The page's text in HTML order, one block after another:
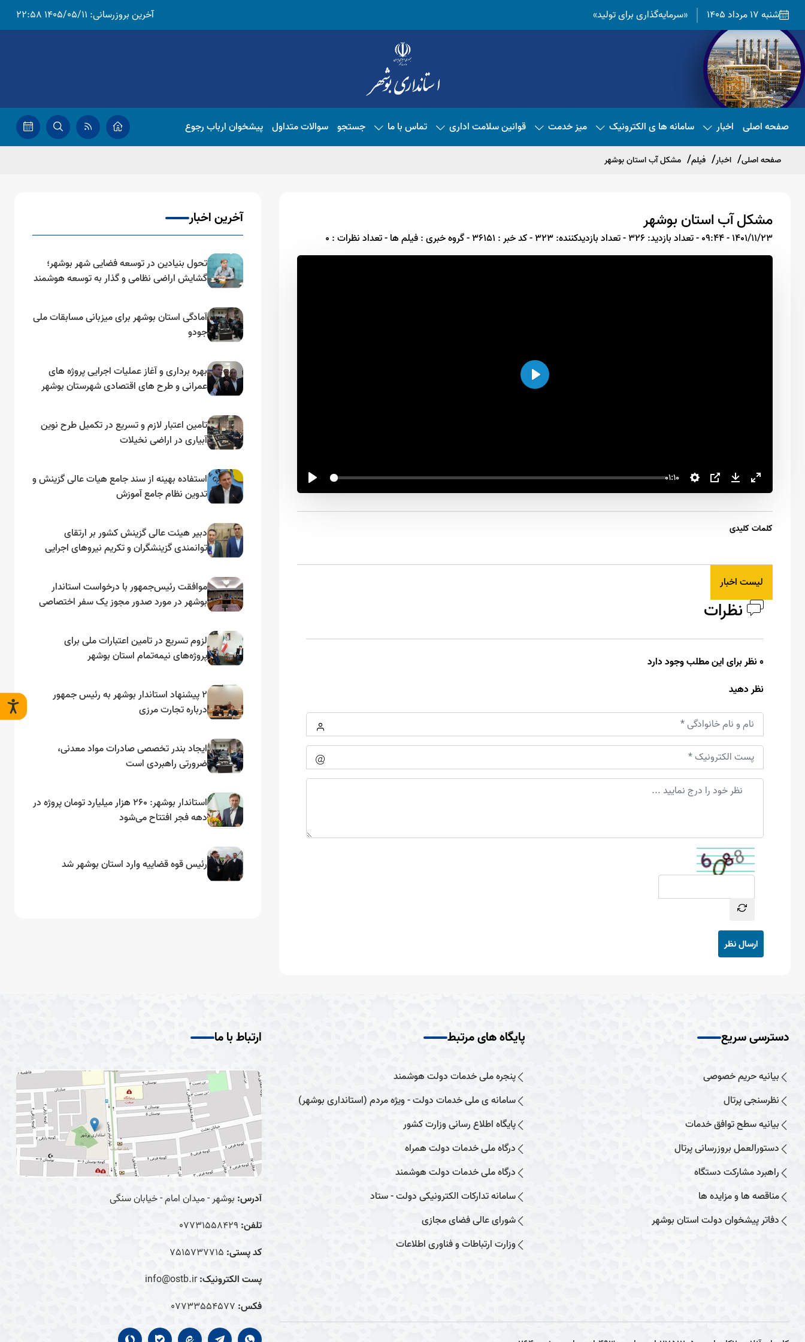
شنبه 17 مرداد 1405 «سرمایه‌گذاری برای تولید» آخرین بروزرسانی: 1405/05/11 22:58
صفحه اصلی اخبار سامانه ها ی الکترونیک میز خدمت قوانین سلامت اداری تماس با ما جستجو سوالات متداول پیشخوان ارباب رجوع
صفحه اصلی اخبار فیلم مشکل آب استان بوشهر
مشکل آب استان بوشهر
1401/11/23 - 09:44 - تعداد بازدید: 326 - تعداد بازدیدکننده: 323 - کد خبر : 36151 - گروه خبری : فیلم ها- تعداد نظرات : 0
01:10
اجرا
کلمات کلیدی
لیست اخبار
نظرات
0 نظر برای این مطلب وجود دارد
نظر دهید
ارسال نظر
آخرین اخبار
تحول بنیادین در توسعه فضایی شهر بوشهر؛
گشایش اراضی نظامی و گذار به توسعه هوشمند
آمادگی استان بوشهر برای میزبانی مسابقات ملی
جودو
بهره برداری و آغاز عملیات اجرایی پروژه های
عمرانی و طرح های اقتصادی شهرستان بوشهر
تامین اعتبار لازم و تسریع در تکمیل طرح نوین
آبیاری در اراضی نخیلات
استفاده بهینه از سند جامع هیات عالی گزینش و‌
تدوین نظام جامع آموزش
دبیر هیئت عالی گزینش کشور بر ارتقای
توانمندی گزینشگران و تکریم نیروهای اجرایی
موافقت رئیس‌جمهور با درخواست استاندار
بوشهر در مورد صدور مجوز یک سفر اختصاصی
لزوم تسریع در تامین اعتبارات ملی برای
پروژه‌های نیمه‌تمام استان بوشهر
۲ پیشنهاد استاندار بوشهر به رئیس جمهور
درباره تجارت مرزی
ایجاد بندر تخصصی صادرات مواد معدنی،
ضرورتی راهبردی است
استاندار بوشهر: ۲۶۰ هزار میلیارد تومان پروژه در
دهه فجر افتتاح می‌شود
رئیس قوه قضاییه وارد استان بوشهر شد
دسترسی سریع
بیانیه حریم خصوصی
نظرسنجی پرتال
بیانیه سطح توافق خدمات
دستورالعمل بروزرسانی پرتال
راهبرد مشارکت دستگاه
مناقصه ها و مزایده ها
دفاتر پیشخوان دولت استان بوشهر
پایگاه های مرتبط
پنجره ملی خدمات دولت هوشمند
سامانه ی ملی خدمات دولت - ویژه مردم (استانداری بوشهر)
پایگاه اطلاع رسانی وزارت کشور
درگاه ملی خدمات دولت همراه
درگاه ملی خدمات دولت هوشمند
سامانه تدارکات الکترونیکی دولت - ستاد
شورای عالی فضای مجازی
وزارت ارتباطات و فناوری اطلاعات
ارتباط با ما
آدرس: بوشهر - میدان امام - خیابان سنگی
تلفن: 07731558429
کد پستی: 7515737715
پست الکترونیک:info@ostb.ir
فکس: 07733554577